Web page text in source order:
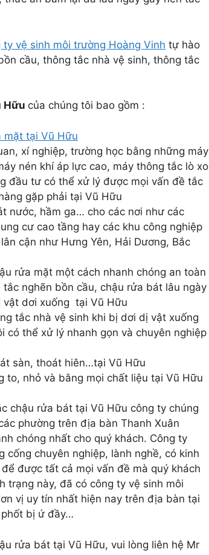
ty vệ sinh môi trường Hoàng Vinh tự hào
cầu, thông tắc nhà vệ sinh, thông tắc
Hữu của chúng tôi bao gồm :
mặt tại Vũ Hữu
xí nghiệp, trường học bằng những máy
nén khí áp lực cao, máy thông tắc lò xo
đầu tư có thể xử lý được mọi vấn đề tắc
gặp phải tại Vũ Hữu
nước, hầm ga… cho các nơi như các
cư cao tầng hay các khu công nghiệp
cận như Hưng Yên, Hải Dương, Bắc
rửa mặt một cách nhanh chóng an toàn
nghẽn bồn cầu, chậu rửa bát lâu ngày
vật dơi xuống tại Vũ Hữu
tắc nhà vệ sinh khi bị dơi dị vật xuống
có thể xử lý nhanh gọn và chuyên nghiệp
sàn, thoát hiên…tại Vũ Hữu
to, nhỏ và bằng mọi chất liệu tại Vũ Hữu
chậu rửa bát tại Vũ Hữu công ty chúng
phường trên địa bàn Thanh Xuân
chóng nhất cho quý khách. Công ty
cống chuyên nghiệp, lành nghề, có kinh
được tất cả mọi vấn đề mà quý khách
trạng này, đã có công ty vệ sinh môi
vị uy tín nhất hiện nay trên địa bàn tại
bị ứ đầy…
rửa bát tại Vũ Hữu, vui lòng liên hệ Mr